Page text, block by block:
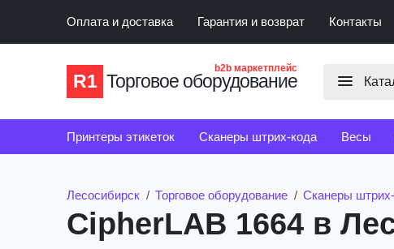
Оплата и доставка Гарантия и возврат Контакты
R1 Торговое оборудование
b2b маркетплейс
Принтеры этикеток Сканеры штрих-кода Весы
Лесосибирск Торговое оборудование Сканеры
CipherLAB 1664 в